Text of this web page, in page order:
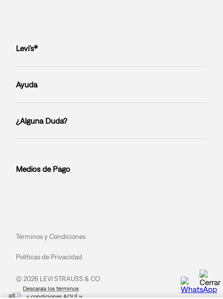
Levi’s®
Ayuda
¿Alguna Duda?
Medios de Pago
Términos y Condiciones
Políticas de Privacidad
© 2026 LEVI STRAUSS & CO
Descarga los términos
y condiciones AQUÍ »